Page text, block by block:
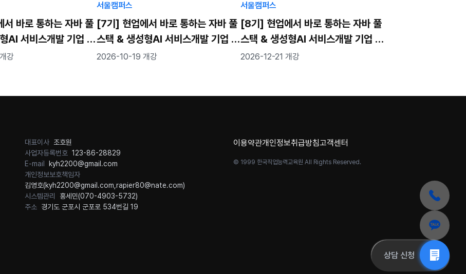
바로 통하는 자바 풀
AI 서비스개발 기업 프
강
서울캠퍼스
[7기] 현업에서 바로 통하는 자바 풀
스택 & 생성형AI 서비스개발 기업 프
로젝트 완성
2026-10-19 개강
서울캠퍼스
[8기] 현업에서 바로 통하는 자바 풀
스택 & 생성형AI 서비스개발 기업 프
로젝트 완성
2026-12-21 개강
대표이사 조호원
사업자등록번호 123-86-28829
E-mail
kyh2200@gmail.com
개인정보보호책임자
김영호(kyh2200@gmail.com,rapier80@nate.com)
시스템관리
홍세민(070-4903-5732)
주소 경기도 군포시 군포로 534번길 19
이용약관개인정보취급방침고객센터
© 1999 한국직업능력교육원 All Rights Reserved.